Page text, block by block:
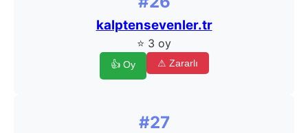
kalptensevenler.tr
⭐ 3 oy
👍 Oy ⚠ Zararlı
#27